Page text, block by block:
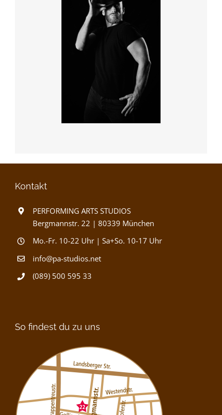
Kontakt
PERFORMING ARTS STUDIOS
Bergmannstr. 22 | 80339 München
Mo.-Fr. 10-22 Uhr | Sa+So. 10-17 Uhr
info@pa-studios.net
(089) 500 595 33
So findest du zu uns